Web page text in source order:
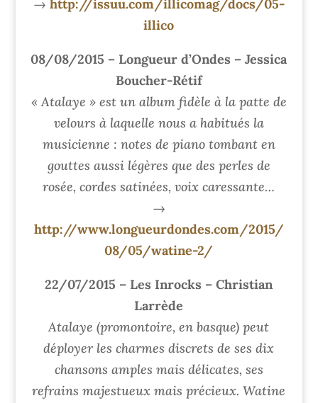
→ http://issuu.com/illicomag/docs/05-
illico
08/08/2015 – Longueur d’Ondes – Jessica
Boucher-Rétif
« Atalaye » est un album fidèle à la patte de
velours à laquelle nous a habitués la
musicienne : notes de piano tombant en
gouttes aussi légères que des perles de
rosée, cordes satinées, voix caressante…
→
http://www.longueurdondes.com/2015/
08/05/watine-2/
22/07/2015 – Les Inrocks – Christian
Larrède
Atalaye (promontoire, en basque) peut
déployer les charmes discrets de ses dix
chansons amples mais délicates, ses
refrains majestueux mais précieux. Watine